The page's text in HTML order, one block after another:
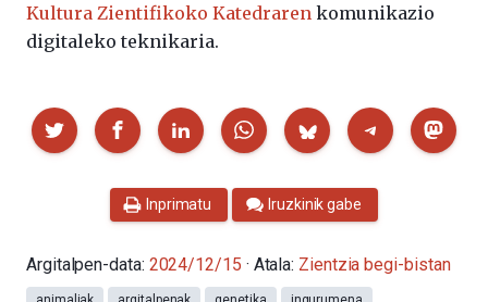
Kultura Zientifikoko Katedraren komunikazio
digitaleko teknikaria.
Partekatu
Inprimatu Iruzkinik gabe
Argitalpen-data: 2024/12/15 · Atala: Zientzia begi-bistan